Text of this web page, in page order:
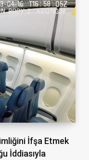
İfşa Etmek
İddiasıyla